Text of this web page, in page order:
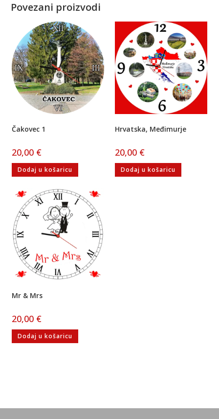
Povezani proizvodi
Čakovec 1
20,00 €
Dodaj u košaricu
Hrvatska, Međimurje
20,00 €
Dodaj u košaricu
Mr & Mrs
20,00 €
Dodaj u košaricu